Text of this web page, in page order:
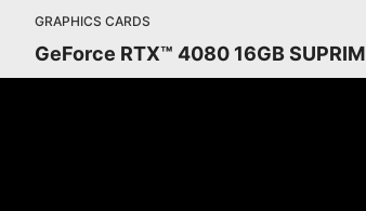
GRAPHICS CARDS
GeForce RTX™ 4080 16GB SUPRIM